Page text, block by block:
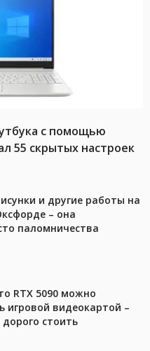
с помощью
55 скрытых настроек
и другие работы на
– она
паломничества
RTX 5090 можно
игровой видеокартой –
стоить